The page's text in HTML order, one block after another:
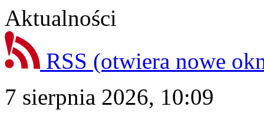
Aktualności
RSS (otwiera nowe
7 sierpnia 2026, 10:09